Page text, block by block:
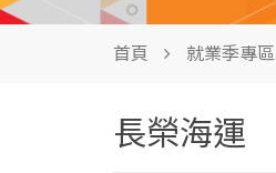
首頁 就業季專區
長榮海運